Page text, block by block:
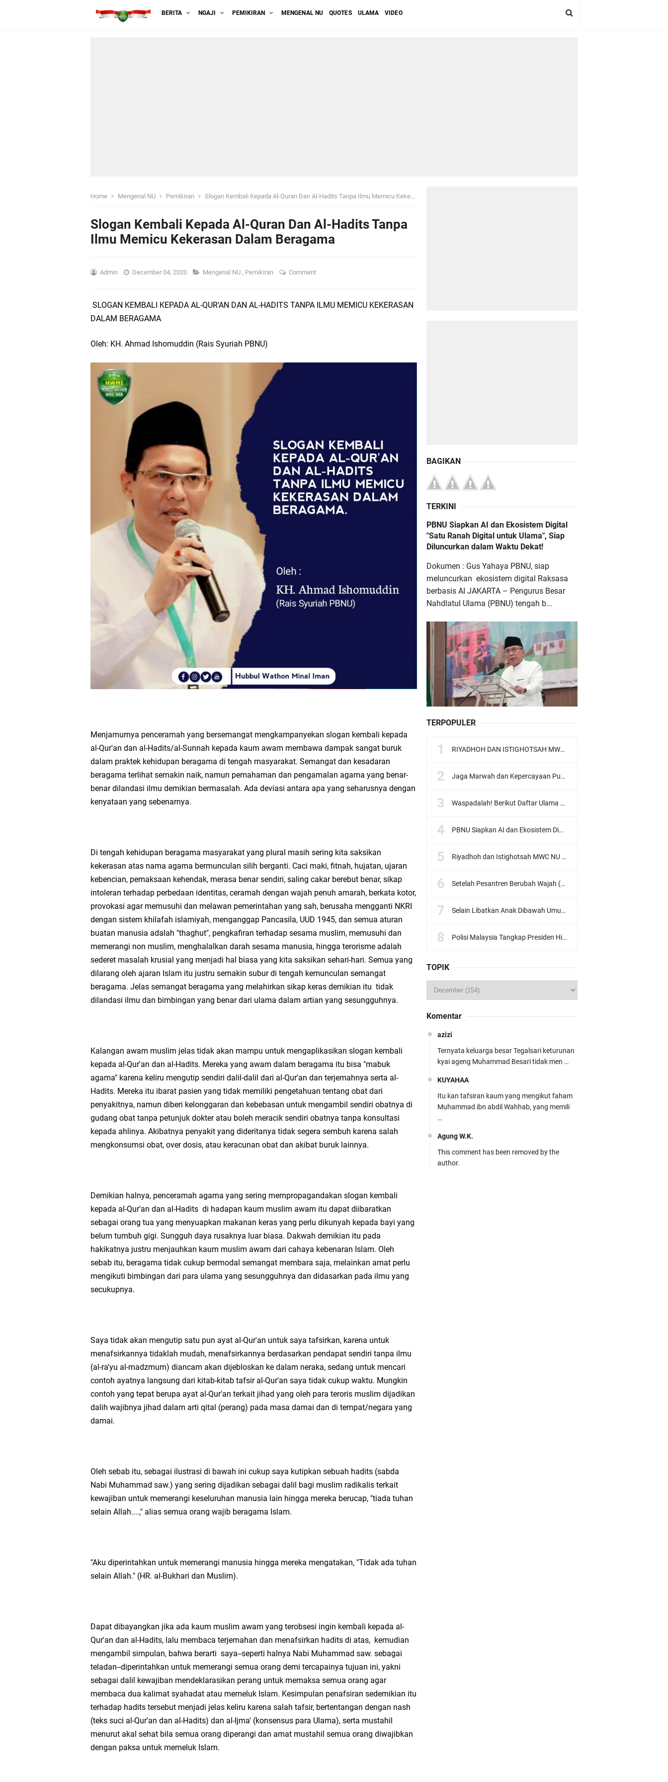
BERITA NGAJI PEMIKIRAN MENGENAL NU QUOTES ULAMA VIDEO
Home Mengenal NU Pemikiran Slogan Kembali Kepada Al-Quran Dan Al-Hadits Tanpa Ilmu Memicu Kekerasan Dalam Beragama
Slogan Kembali Kepada Al-Quran Dan Al-Hadits Tanpa
Ilmu Memicu Kekerasan Dalam Beragama
Admin December 04, 2020 Mengenal NU , Pemikiran Comment
SLOGAN KEMBALI KEPADA AL-QUR'AN DAN AL-HADITS TANPA ILMU MEMICU KEKERASAN
DALAM BERAGAMA
Oleh: KH. Ahmad Ishomuddin (Rais Syuriah PBNU)
Menjamurnya penceramah yang bersemangat mengkampanyekan slogan kembali kepada
al-Qur'an dan al-Hadits/al-Sunnah kepada kaum awam membawa dampak sangat buruk
dalam praktek kehidupan beragama di tengah masyarakat. Semangat dan kesadaran
beragama terlihat semakin naik, namun pemahaman dan pengamalan agama yang benar-
benar dilandasi ilmu demikian bermasalah. Ada deviasi antara apa yang seharusnya dengan
kenyataan yang sebenarnya.
Di tengah kehidupan beragama masyarakat yang plural masih sering kita saksikan
kekerasan atas nama agama bermunculan silih berganti. Caci maki, fitnah, hujatan, ujaran
kebencian, pemaksaan kehendak, merasa benar sendiri, saling cakar berebut benar, sikap
intoleran terhadap perbedaan identitas, ceramah dengan wajah penuh amarah, berkata kotor,
provokasi agar memusuhi dan melawan pemerintahan yang sah, berusaha mengganti NKRI
dengan sistem khilafah islamiyah, menganggap Pancasila, UUD 1945, dan semua aturan
buatan manusia adalah "thaghut", pengkafiran terhadap sesama muslim, memusuhi dan
memerangi non muslim, menghalalkan darah sesama manusia, hingga terorisme adalah
sederet masalah krusial yang menjadi hal biasa yang kita saksikan sehari-hari. Semua yang
dilarang oleh ajaran Islam itu justru semakin subur di tengah kemunculan semangat
beragama. Jelas semangat beragama yang melahirkan sikap keras demikian itu tidak
dilandasi ilmu dan bimbingan yang benar dari ulama dalam artian yang sesungguhnya.
Kalangan awam muslim jelas tidak akan mampu untuk mengaplikasikan slogan kembali
kepada al-Qur'an dan al-Hadits. Mereka yang awam dalam beragama itu bisa "mabuk
agama" karena keliru mengutip sendiri dalil-dalil dari al-Qur'an dan terjemahnya serta al-
Hadits. Mereka itu ibarat pasien yang tidak memiliki pengetahuan tentang obat dari
penyakitnya, namun diberi kelonggaran dan kebebasan untuk mengambil sendiri obatnya di
gudang obat tanpa petunjuk dokter atau boleh meracik sendiri obatnya tanpa konsultasi
kepada ahlinya. Akibatnya penyakit yang dideritanya tidak segera sembuh karena salah
mengkonsumsi obat, over dosis, atau keracunan obat dan akibat buruk lainnya.
Demikian halnya, penceramah agama yang sering mempropagandakan slogan kembali
kepada al-Qur'an dan al-Hadits di hadapan kaum muslim awam itu dapat diibaratkan
sebagai orang tua yang menyuapkan makanan keras yang perlu dikunyah kepada bayi yang
belum tumbuh gigi. Sungguh daya rusaknya luar biasa. Dakwah demikian itu pada
hakikatnya justru menjauhkan kaum muslim awam dari cahaya kebenaran Islam. Oleh
sebab itu, beragama tidak cukup bermodal semangat membara saja, melainkan amat perlu
mengikuti bimbingan dari para ulama yang sesungguhnya dan didasarkan pada ilmu yang
secukupnya.
Saya tidak akan mengutip satu pun ayat al-Qur'an untuk saya tafsirkan, karena untuk
menafsirkannya tidaklah mudah, menafsirkannya berdasarkan pendapat sendiri tanpa ilmu
(al-ra'yu al-madzmum) diancam akan dijebloskan ke dalam neraka, sedang untuk mencari
contoh ayatnya langsung dari kitab-kitab tafsir al-Qur'an saya tidak cukup waktu. Mungkin
contoh yang tepat berupa ayat al-Qur'an terkait jihad yang oleh para teroris muslim dijadikan
dalih wajibnya jihad dalam arti qital (perang) pada masa damai dan di tempat/negara yang
damai.
Oleh sebab itu, sebagai ilustrasi di bawah ini cukup saya kutipkan sebuah hadits (sabda
Nabi Muhammad saw.) yang sering dijadikan sebagai dalil bagi muslim radikalis terkait
kewajiban untuk memerangi keseluruhan manusia lain hingga mereka berucap, "tiada tuhan
selain Allah....," alias semua orang wajib beragama Islam.
"Aku diperintahkan untuk memerangi manusia hingga mereka mengatakan, "Tidak ada tuhan
selain Allah." (HR. al-Bukhari dan Muslim).
Dapat dibayangkan jika ada kaum muslim awam yang terobsesi ingin kembali kepada al-
Qur'an dan al-Hadits, lalu membaca terjemahan dan menafsirkan hadits di atas, kemudian
mengambil simpulan, bahwa berarti saya--seperti halnya Nabi Muhammad saw. sebagai
teladan--diperintahkan untuk memerangi semua orang demi tercapainya tujuan ini, yakni
sebagai dalil kewajiban mendeklarasikan perang untuk memaksa semua orang agar
membaca dua kalimat syahadat atau memeluk Islam. Kesimpulan penafsiran sedemikian itu
terhadap hadits tersebut menjadi jelas keliru karena salah tafsir, bertentangan dengan nash
(teks suci al-Qur'an dan al-Hadits) dan al-Ijma' (konsensus para Ulama), serta mustahil
menurut akal sehat bila semua orang diperangi dan amat mustahil semua orang diwajibkan
dengan paksa untuk memeluk Islam.
BAGIKAN
TERKINI
PBNU Siapkan AI dan Ekosistem Digital
"Satu Ranah Digital untuk Ulama", Siap
Diluncurkan dalam Waktu Dekat!
Dokumen : Gus Yahaya PBNU, siap
meluncurkan ekosistem digital Raksasa
berbasis AI JAKARTA – Pengurus Besar
Nahdlatul Ulama (PBNU) tengah b...
TERPOPULER
RIYADHOH DAN ISTIGHOTSAH MWC NU LOWOKWARU Menyambut Muktamar NU ke-35, Meneguhkan Sanad Laku Para Muassis
Jaga Marwah dan Kepercayaan Publik, Ratusan Guru Ngaji Kota Malang Serukan Deklarasi Ramah Anak
Waspadalah! Berikut Daftar Ulama Wahabi di Seluruh Dunia dan Karya-karyanya
PBNU Siapkan AI dan Ekosistem Digital "Satu Ranah Digital untuk Ulama", Siap Diluncurkan dalam Waktu Dekat!
Riyadhoh dan Istighotsah MWC NU Lowokwaru: Menguatkan Doa, Menjalin Ukhuwah Menyambut Muktamar NU ke-35
Setelah Pesantren Berubah Wajah (Dari NU Ke Wahabi)
Selain Libatkan Anak Dibawah Umur, Aksi Ganyang Komunis Jadi Sorotan Karena Ada Narasi Halal Sembelih Orang
Polisi Malaysia Tangkap Presiden Hizbut Tahrir Saat Konferensi Pers
TOPIK
Komentar
azizi
Ternyata keluarga besar Tegalsari keturunan
kyai ageng Muhammad Besari tidak men …
KUYAHAA
Itu kan tafsiran kaum yang mengikut faham
Muhammad ibn abdil Wahhab, yang memili
…
Agung W.K.
This comment has been removed by the
author.